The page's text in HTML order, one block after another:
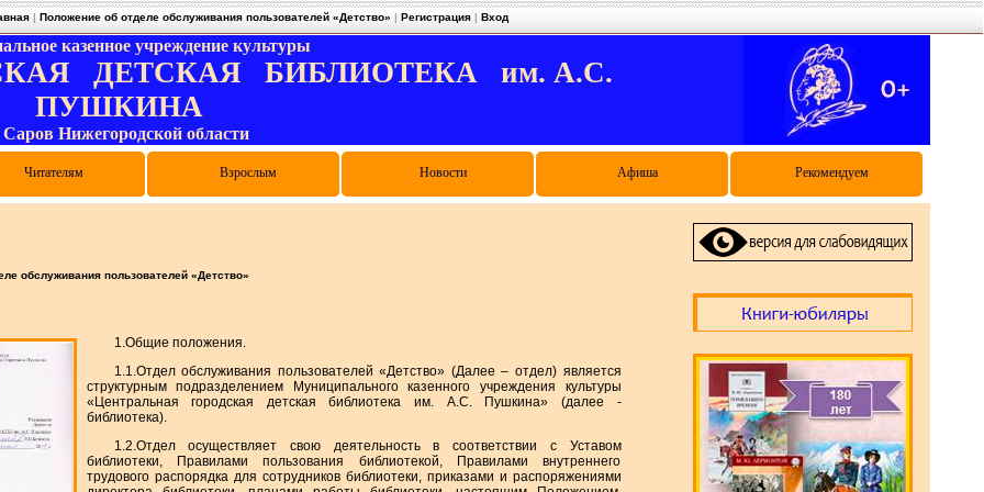
| Положение об отделе обслуживания пользователей «Детство» | Регистрация | Вход
казенное учреждение культуры
ДЕТСКАЯ БИБЛИОТЕКА им. А.С.
ПУШКИНА
Саров Нижегородской области
Читателям
Как записаться
Правила пользования
Виртуальная служба
объединения
мероприятия
Конкурсы
цифровой грамотности
Электронный каталог Взрослым
Педагогам
Родителям
Дарителям
Выпускникам
Опросы
Отзывы Новости Афиша Рекомендуем
обслуживания пользователей «Детство»
1.Общие положения.
1.1.Отдел обслуживания пользователей «Детство» (Далее – отдел) является
структурным подразделением Муниципального казенного учреждения культуры
«Центральная городская детская библиотека им. А.С. Пушкина» (далее -
библиотека).
1.2.Отдел осуществляет свою деятельность в соответствии с Уставом
библиотеки, Правилами пользования библиотекой, Правилами внутреннего
трудового распорядка для сотрудников библиотеки, приказами и распоряжениями